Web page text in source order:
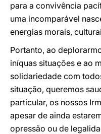
para a convivência
uma incomparável
energias morais,
Portanto, ao
iníquas situações e ao
solidariedade com
situação, queremos
particular, os nossos
apesar de ainda
opressão ou de